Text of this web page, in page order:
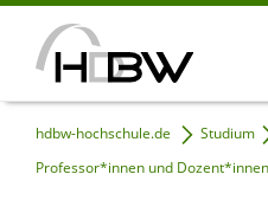
Studium
hdbw-hochschule.de
Studium
Professor*innen und Dozent*innen